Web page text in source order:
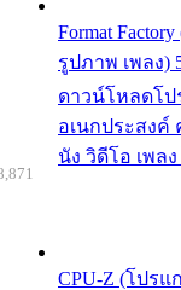
Format
รูปภาพ เพลง)
ดาวน์โหลดโป
อเนกประสงค์
นัง วิดีโอ เพล
CPU-Z (โปรแ